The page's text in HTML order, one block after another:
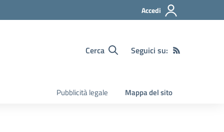
Accedi
Cerca Seguici su:
Pubblicità legale Mappa del sito